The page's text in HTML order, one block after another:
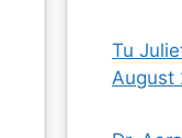
Tu
August